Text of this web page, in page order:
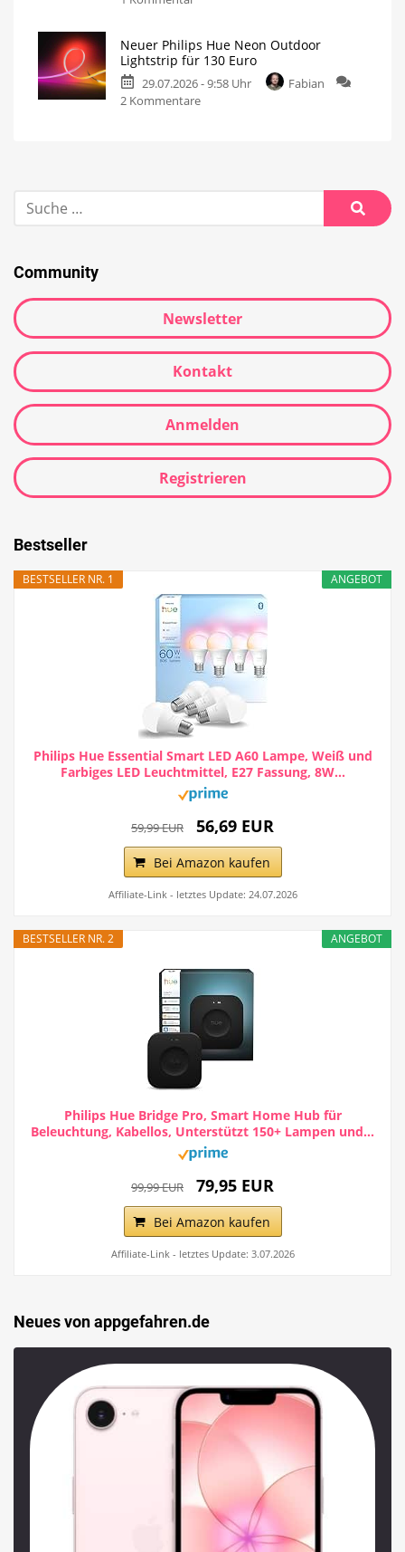
Neuer Philips Hue Neon Outdoor
Lightstrip für 130 Euro
29.07.2026 - 9:58 Uhr
Fabian
2 Kommentare
Community
Newsletter
Kontakt
Anmelden
Registrieren
Bestseller
ANGEBOT
BESTSELLER NR. 1
Philips Hue Essential Smart LED A60 Lampe, Weiß und
Farbiges LED Leuchtmittel, E27 Fassung, 8W...
59,99 EUR 56,69 EUR
Bei Amazon kaufen
Affiliate-Link - letztes Update: 24.07.2026
ANGEBOT
BESTSELLER NR. 2
Philips Hue Bridge Pro, Smart Home Hub für
Beleuchtung, Kabellos, Unterstützt 150+ Lampen und...
99,99 EUR 79,95 EUR
Bei Amazon kaufen
Affiliate-Link - letztes Update: 3.07.2026
Neues von appgefahren.de